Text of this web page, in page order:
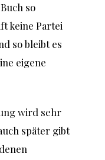
so
keine Partei
so bleibt es
eigene
wird sehr
später gibt